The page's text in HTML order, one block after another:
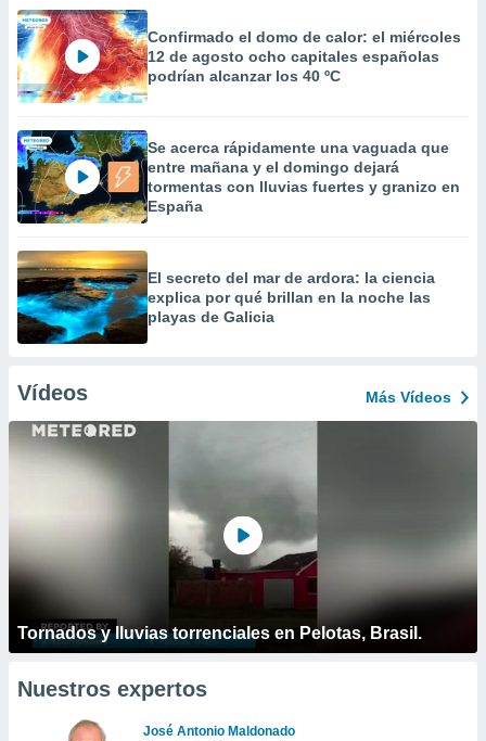
Confirmado el domo de calor: el miércoles
12 de agosto ocho capitales españolas
podrían alcanzar los 40 ºC
Se acerca rápidamente una vaguada que
entre mañana y el domingo dejará
tormentas con lluvias fuertes y granizo en
España
El secreto del mar de ardora: la ciencia
explica por qué brillan en la noche las
playas de Galicia
Vídeos Más Vídeos
Tornados y lluvias torrenciales en Pelotas, Brasil.
Nuestros expertos
José Antonio Maldonado